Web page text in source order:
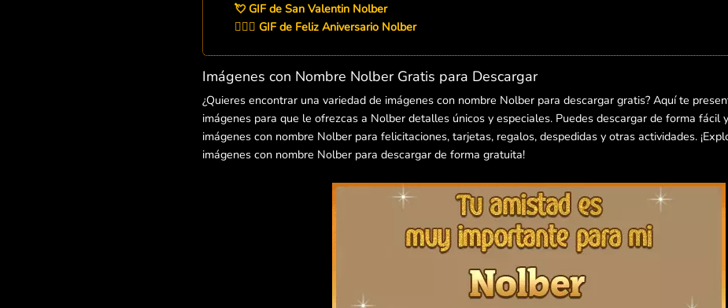
💘 GIF de San Valentin Nolber
👨‍❤️‍👨 GIF de Feliz Aniversario Nolber
Imágenes con Nombre Nolber Gratis para Descargar
¿Quieres encontrar una variedad de imágenes con nombre Nolber para descargar gratis? Aquí te
imágenes para que le ofrezcas a Nolber detalles únicos y especiales. Puedes descargar de forma fácil
imágenes con nombre Nolber para felicitaciones, tarjetas, regalos, despedidas y otras actividades.
imágenes con nombre Nolber para descargar de forma gratuita!